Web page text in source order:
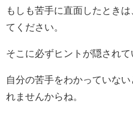
もしも苦手に直面したとき
てください。
そこに必ずヒントが隠されて
自分の苦手をわかっていな
れませんからね。